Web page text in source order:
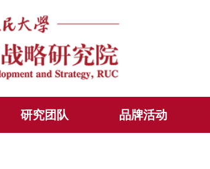
研究团队 品牌活动